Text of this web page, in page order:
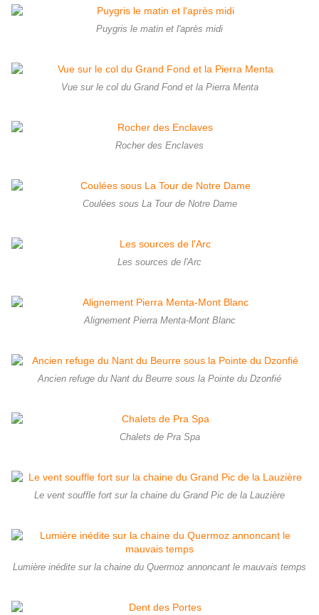
Puygris le matin et l'après midi
Vue sur le col du Grand Fond et la Pierra Menta
Rocher des Enclaves
Coulées sous La Tour de Notre Dame
Les sources de l'Arc
Alignement Pierra Menta-Mont Blanc
Ancien refuge du Nant du Beurre sous la Pointe du Dzonfié
Chalets de Pra Spa
Le vent souffle fort sur la chaine du Grand Pic de la Lauzière
Lumière inédite sur la chaine du Quermoz annoncant le mauvais temps